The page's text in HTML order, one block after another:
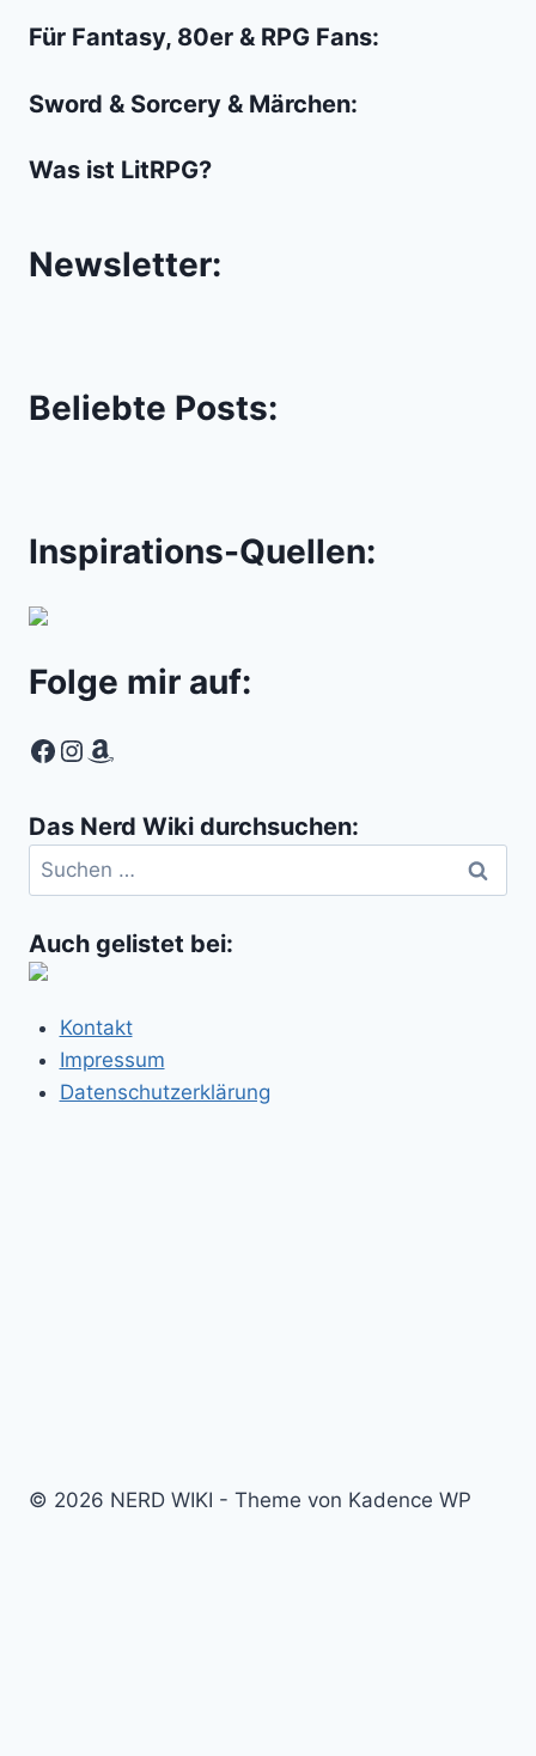
Für Fantasy, 80er & RPG Fans:
Sword & Sorcery & Märchen:
Was ist LitRPG?
Newsletter:
Beliebte Posts:
Inspirations-Quellen:
Folge mir auf:
Facebook
Instagram
Amazon
Das Nerd Wiki durchsuchen:
Suchen
nach:
Auch gelistet bei:
Kontakt
Impressum
Datenschutzerklärung
© 2026 NERD WIKI - Theme von Kadence WP